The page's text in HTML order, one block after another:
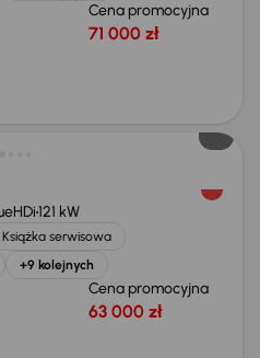
Cena promocyjna
71 000 zł
121 kW
Książka serwisowa
+9 kolejnych
Cena promocyjna
63 000 zł